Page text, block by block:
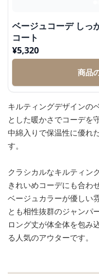
ベージュコーデ しっ
コート
¥5,320
商品
キルティングデザインの
とした暖かさでコーデを
中綿入りで保温性に優れ
す。
クラシカルなキルティン
きれいめコーデにも合わ
ベージュカラーが優しい
とも相性抜群のジャンパ
ロング丈が体全体を包み
る人気のアウターです。